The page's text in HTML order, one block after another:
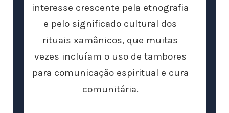
interesse crescente pela etnografia
e pelo significado cultural dos
rituais xamânicos, que muitas
vezes incluíam o uso de tambores
para comunicação espiritual e cura
comunitária.